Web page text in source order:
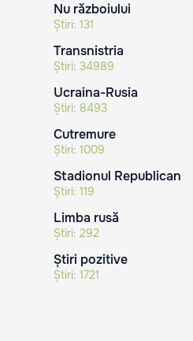
Nu războiului
Știri: 131
Transnistria
Știri: 34989
Ucraina-Rusia
Știri: 8493
Cutremure
Știri: 1009
Stadionul Republican
Știri: 119
Limba rusă
Știri: 292
Știri pozitive
Știri: 1721